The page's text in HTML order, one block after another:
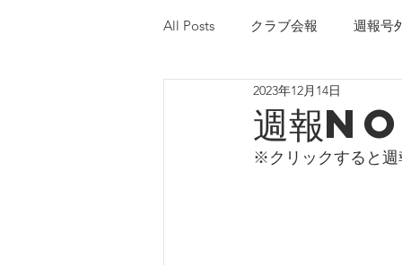
All Posts クラブ会報 週報号
週報
2023年12月14日
※クリックすると